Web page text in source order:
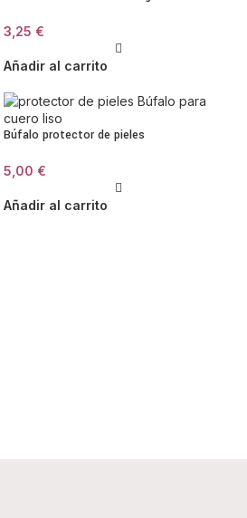
3,25 €
Añadir al carrito
Búfalo protector de pieles
5,00 €
Añadir al carrito